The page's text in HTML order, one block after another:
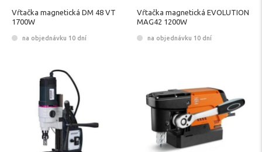
Vŕtačka magnetická DM 48 VT
1700W
na objednávku 10 dní
Vŕtačka magnetická EVOLUTION
MAG42 1200W
na objednávku 10 dní